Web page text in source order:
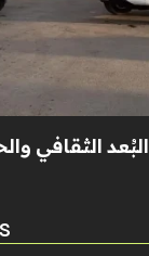
البُعد الثقافي